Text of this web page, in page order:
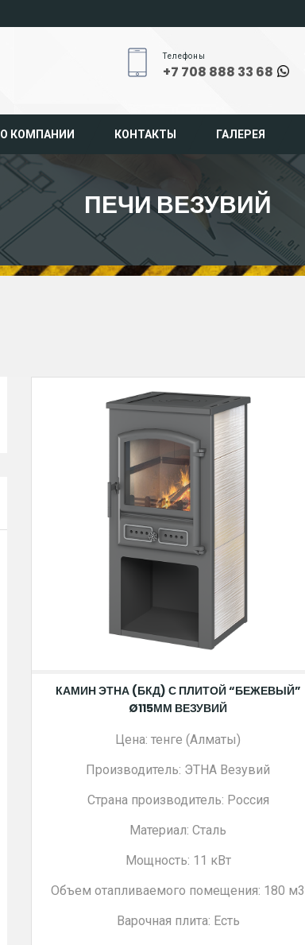
Телефоны
+7 708 888 33 68
О КОМПАНИИ КОНТАКТЫ ГАЛЕРЕЯ
ПЕЧИ ВЕЗУВИЙ
КАМИН ЭТНА (БКД) С ПЛИТОЙ “БЕЖЕВЫЙ”
Ø115ММ ВЕЗУВИЙ
Цена: тенге (Алматы)
Производитель: ЭТНА Везувий
Страна производитель: Россия
Материал: Сталь
Мощность: 11 кВт
Объем отапливаемого помещения: 180 м3
Варочная плита: Есть